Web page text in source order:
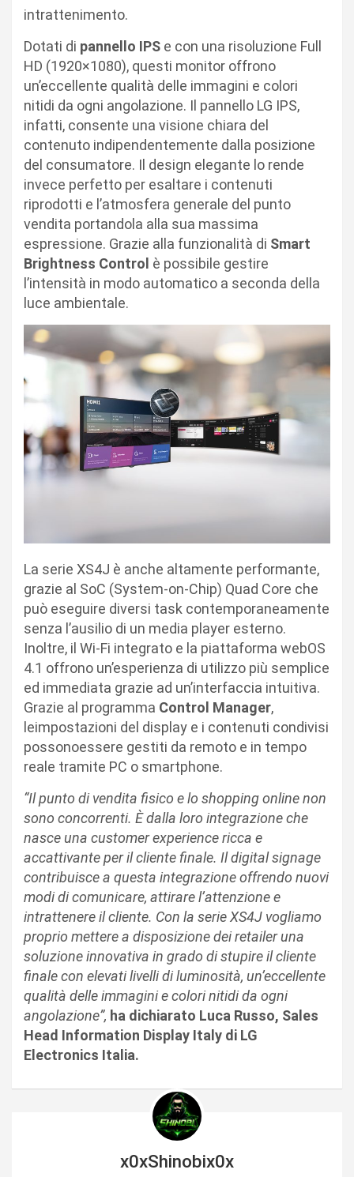
intrattenimento.
Dotati di pannello IPS e con una risoluzione Full
HD (1920×1080), questi monitor offrono
un’eccellente qualità delle immagini e colori
nitidi da ogni angolazione. Il pannello LG IPS,
infatti, consente una visione chiara del
contenuto indipendentemente dalla posizione
del consumatore. Il design elegante lo rende
invece perfetto per esaltare i contenuti
riprodotti e l’atmosfera generale del punto
vendita portandola alla sua massima
espressione. Grazie alla funzionalità di Smart
Brightness Control è possibile gestire
l’intensità in modo automatico a seconda della
luce ambientale.
La serie XS4J è anche altamente performante,
grazie al SoC (System-on-Chip) Quad Core che
può eseguire diversi task contemporaneamente
senza l’ausilio di un media player esterno.
Inoltre, il Wi-Fi integrato e la piattaforma webOS
4.1 offrono un’esperienza di utilizzo più semplice
ed immediata grazie ad un’interfaccia intuitiva.
Grazie al programma Control Manager,
leimpostazioni del display e i contenuti condivisi
possonoessere gestiti da remoto e in tempo
reale tramite PC o smartphone.
“Il punto di vendita fisico e lo shopping online non
sono concorrenti. È dalla loro integrazione che
nasce una customer experience ricca e
accattivante per il cliente finale. Il digital signage
contribuisce a questa integrazione offrendo nuovi
modi di comunicare, attirare l’attenzione e
intrattenere il cliente. Con la serie XS4J vogliamo
proprio mettere a disposizione dei retailer una
soluzione innovativa in grado di stupire il cliente
finale con elevati livelli di luminosità, un’eccellente
qualità delle immagini e colori nitidi da ogni
angolazione”, ha dichiarato Luca Russo, Sales
Head Information Display Italy di LG
Electronics Italia.
x0xShinobix0x